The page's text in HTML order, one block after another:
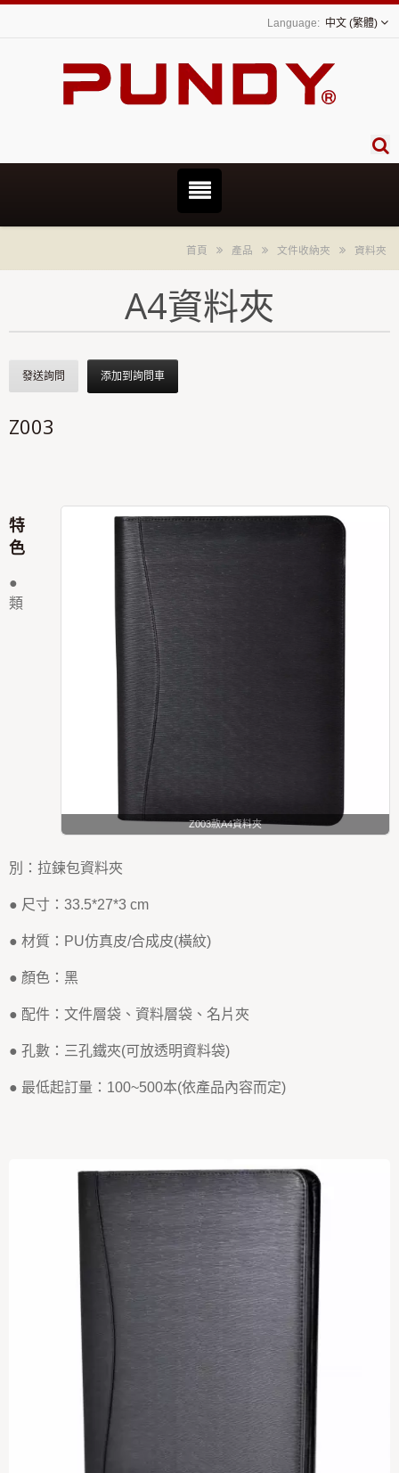
中文 (繁體)
首頁 產品 文件收納夾 資料夾
A4資料夾
發送詢問 添加到詢問車
Z003
Z003款A4資料夾
特
色
●
類
別：拉鍊包資料夾
● 尺寸：33.5*27*3 cm
● 材質：PU仿真皮/合成皮(橫紋)
● 顏色：黑
● 配件：文件層袋、資料層袋、名片夾
● 孔數：三孔鐵夾(可放透明資料袋)
● 最低起訂量：100~500本(依產品內容而定)